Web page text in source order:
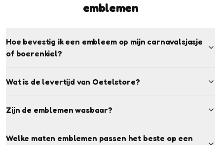
emblemen
Hoe bevestig ik een embleem op mijn carnavalsjasje
of boerenkiel?
Wat is de levertijd van Oetelstore?
Zijn de emblemen wasbaar?
Welke maten emblemen passen het beste op een